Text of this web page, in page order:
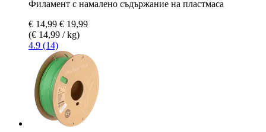
Филамент с намалено съдържание на пластмаса
€ 14,99 € 19,99
(€ 14,99 / kg)
4.9 (14)